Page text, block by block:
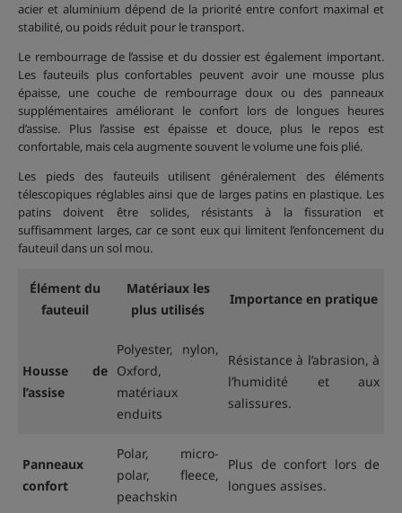
acier et aluminium dépend de la priorité entre confort maximal et
stabilité, ou poids réduit pour le transport.
Le rembourrage de l’assise et du dossier est également important.
Les fauteuils plus confortables peuvent avoir une mousse plus
épaisse, une couche de rembourrage doux ou des panneaux
supplémentaires améliorant le confort lors de longues heures
d’assise. Plus l’assise est épaisse et douce, plus le repos est
confortable, mais cela augmente souvent le volume une fois plié.
Les pieds des fauteuils utilisent généralement des éléments
télescopiques réglables ainsi que de larges patins en plastique. Les
patins doivent être solides, résistants à la fissuration et
suffisamment larges, car ce sont eux qui limitent l’enfoncement du
fauteuil dans un sol mou.
Élément du
fauteuil
Matériaux les
plus utilisés
Importance en pratique
Housse de
l’assise
Polyester, nylon,
Oxford,
matériaux
enduits
Résistance à l’abrasion, à
l’humidité et aux
salissures.
Panneaux
confort
Polar, micro-
polar, fleece,
peachskin
Plus de confort lors de
longues assises.